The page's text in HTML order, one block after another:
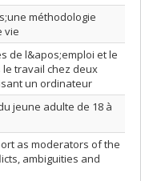
méthodologie
vie
de l&apos;emploi et le
travail chez deux
un ordinateur
jeune adulte de 18 à
as moderators of the
ambiguities and